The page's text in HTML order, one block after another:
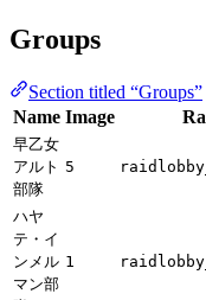
Groups
Section titled “Groups”
Name Image
早乙女
アルト
部隊
5
ハヤ
テ・イ
ンメル
マン部
1